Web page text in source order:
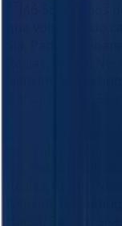
[46-56] Grupos
que voltaram do
Sia, Padom,
Reaías, Rezim,
Nefisim,
Harsa, Barcôs,
[46-56] Grupos
que voltaram do
Sia, Padom,
Reaías, Rezim,
Nefisim,
Harsa, Barcôs,